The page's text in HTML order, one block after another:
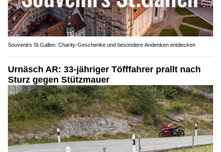
Souvenirs St.Gallen: Charity-Geschenke und besondere Andenken entdecken
Urnäsch AR: 33-jähriger Töfffahrer prallt nach
Sturz gegen Stützmauer